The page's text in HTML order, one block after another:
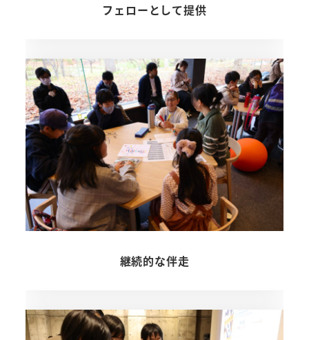
フェローとして提供
継続的な伴走